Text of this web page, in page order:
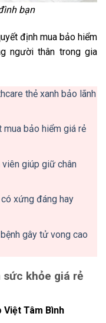
bạn
định mua bảo hiểm
người thân trong gia
thẻ xanh bảo lãnh
bảo hiểm giá rẻ
giúp giữ chân
xứng đáng hay
gây tử vong cao
sức khỏe giá rẻ
Việt Tâm Bình